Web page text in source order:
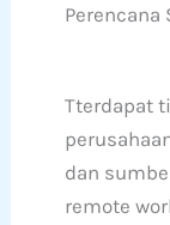
Perencana
Tterdapat
dan
remote